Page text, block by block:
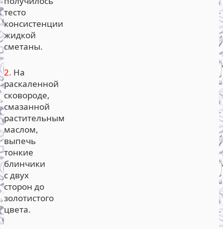
тесто
консистенции
жидкой
сметаны.
2. На
раскаленной
сковороде,
смазанной
растительным
маслом,
выпечь
тонкие
блинчики
с двух
сторон до
золотистого
цвета.